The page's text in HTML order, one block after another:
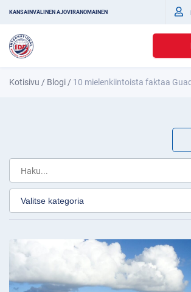
KANSAINVÄLINEN AJOVIRANOMAINEN
Kotisivu / Blogi / 10 mielenkiintoista faktaa